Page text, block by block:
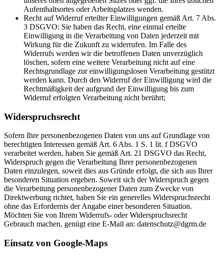
Aufenthaltsortes oder Arbeitsplatzes wenden.
Recht auf Widerruf erteilter Einwilligungen gemäß Art. 7 Abs.
3 DSGVO: Sie haben das Recht, eine einmal erteilte
Einwilligung in die Verarbeitung von Daten jederzeit mit
Wirkung für die Zukunft zu widerrufen. Im Falle des
Widerrufs werden wir die betroffenen Daten unverzüglich
löschen, sofern eine weitere Verarbeitung nicht auf eine
Rechtsgrundlage zur einwilligungslosen Verarbeitung gestützt
werden kann. Durch den Widerruf der Einwilligung wird die
Rechtmäßigkeit der aufgrund der Einwilligung bis zum
Widerruf erfolgten Verarbeitung nicht berührt;
Widerspruchsrecht
Sofern Ihre personenbezogenen Daten von uns auf Grundlage von
berechtigten Interessen gemäß Art. 6 Abs. 1 S. 1 lit. f DSGVO
verarbeitet werden, haben Sie gemäß Art. 21 DSGVO das Recht,
Widerspruch gegen die Verarbeitung Ihrer personenbezogenen
Daten einzulegen, soweit dies aus Gründe erfolgt, die sich aus Ihrer
besonderen Situation ergeben. Soweit sich der Widerspruch gegen
die Verarbeitung personenbezogener Daten zum Zwecke von
Direktwerbung richtet, haben Sie ein generelles Widerspruchsrecht
ohne das Erfordernis der Angabe einer besonderen Situation.
Möchten Sie von Ihrem Widerrufs- oder Widerspruchsrecht
Gebrauch machen, genügt eine E-Mail an: datenschutz@dgrm.de
Einsatz von Google-Maps